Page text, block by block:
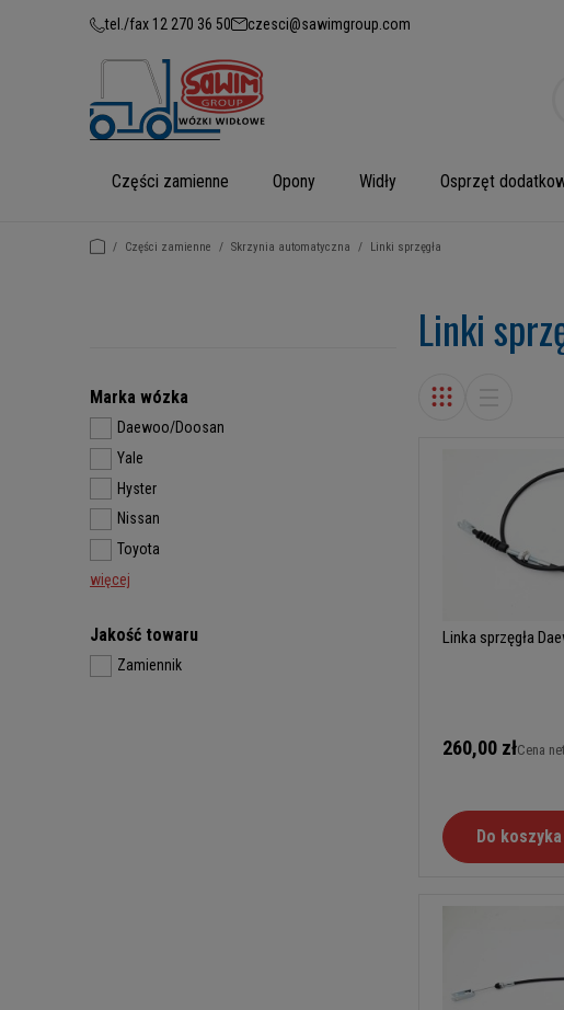
tel./fax 12 270 36 50 czesci@sawimgroup.com
Części zamienne Opony Widły Osprzęt
/ Części zamienne / Skrzynia automatyczna / Linki sprzęgła
Marka wózka
Daewoo/Doosan
Yale
Hyster
Nissan
Toyota
więcej
Jakość towaru
Zamiennik
Linki
Linka sprzęgła
260,00 złCena
Do koszyka